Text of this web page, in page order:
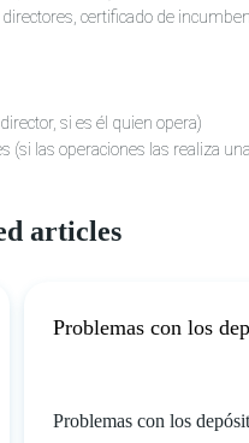
certificado de
si es él quien opera)
(si las operaciones las realiza
articles
Problemas con los
Problemas con los